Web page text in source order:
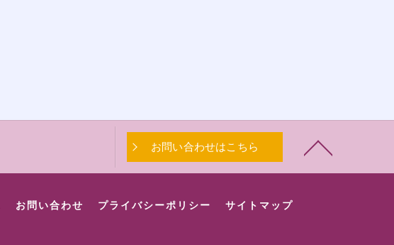
お問い合わせはこちら
お問い合わせ プライバシーポリシー サイトマップ